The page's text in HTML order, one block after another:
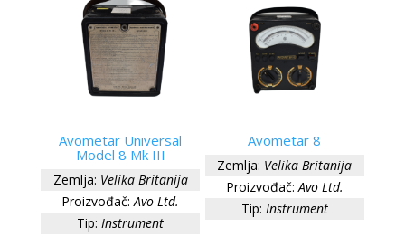
Avometar Universal
Model 8 Mk III
Zemlja: Velika Britanija
Proizvođač: Avo Ltd.
Tip: Instrument
Avometar 8
Zemlja: Velika Britanija
Proizvođač: Avo Ltd.
Tip: Instrument